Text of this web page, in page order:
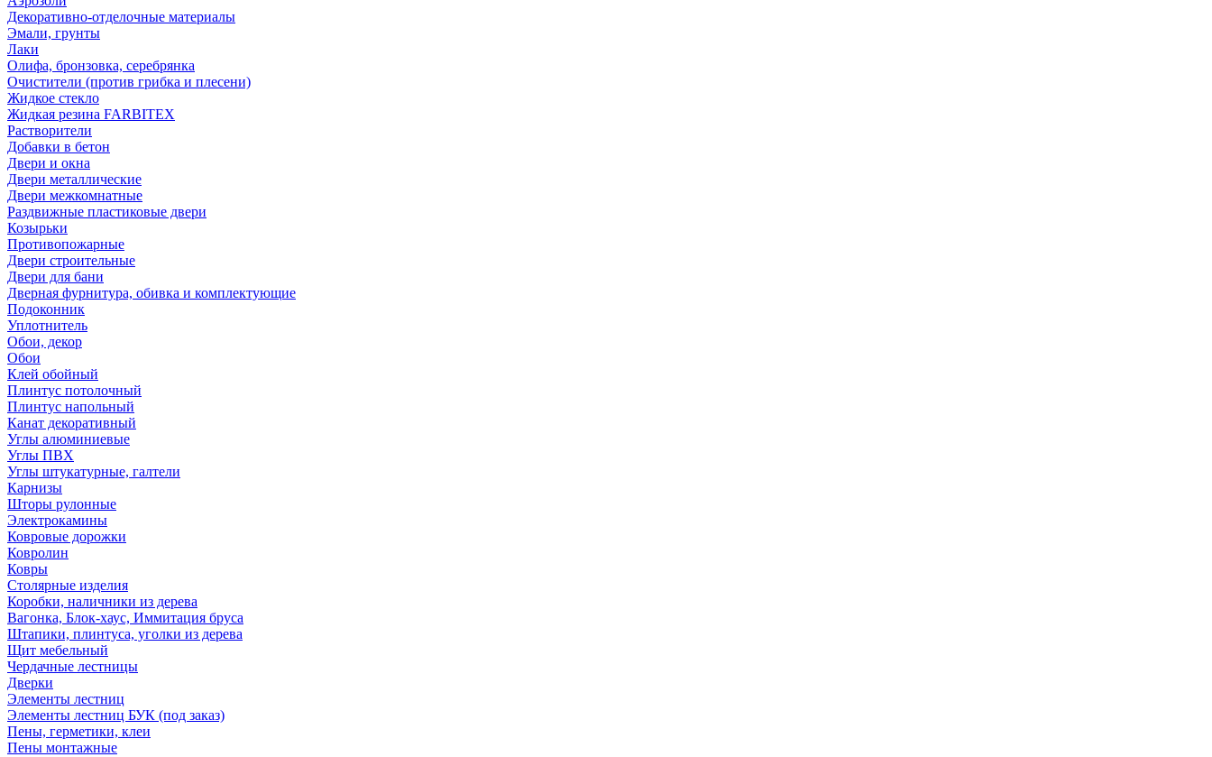
Декоративно-отделочные материалы
Эмали, грунты
Лаки
Олифа, бронзовка, серебрянка
Очистители (против грибка и плесени)
Жидкое стекло
Жидкая резина FARBITEX
Растворители
Добавки в бетон
Двери и окна
Двери металлические
Двери межкомнатные
Раздвижные пластиковые двери
Козырьки
Противопожарные
Двери строительные
Двери для бани
Дверная фурнитура, обивка и комплектующие
Подоконник
Уплотнитель
Обои, декор
Обои
Клей обойный
Плинтус потолочный
Плинтус напольный
Канат декоративный
Углы алюминиевые
Углы ПВХ
Углы штукатурные, галтели
Карнизы
Шторы рулонные
Электрокамины
Ковровые дорожки
Ковролин
Ковры
Столярные изделия
Коробки, наличники из дерева
Вагонка, Блок-хаус, Иммитация бруса
Штапики, плинтуса, уголки из дерева
Щит мебельный
Чердачные лестницы
Дверки
Элементы лестниц
Элементы лестниц БУК (под заказ)
Пены, герметики, клеи
Пены монтажные